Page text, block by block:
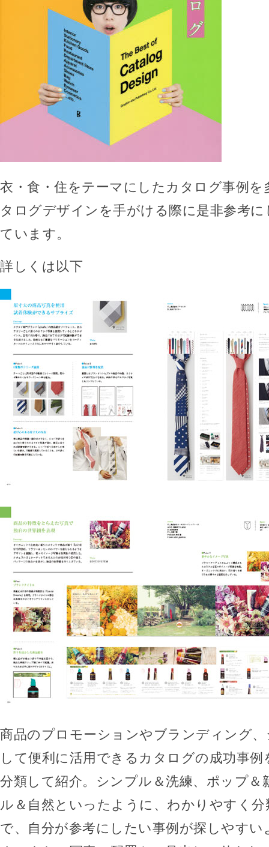
衣・食・住をテーマにしたカタログ事例を
タログデザインを手がける際に是非参考
ています。
詳しくは以下
商品のプロモーションやブランディング
して便利に活用できるカタログの成功事
分類して紹介。シンプル＆洗練、ポップ＆
ル＆自然といったように、わかりやすく
で、自分が参考にしたい事例が探しやす